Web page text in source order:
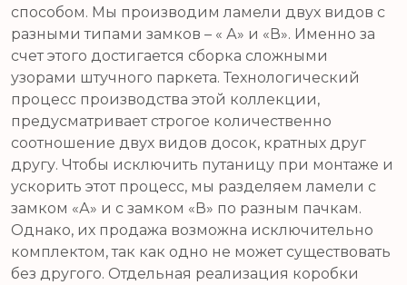
способом. Мы производим ламели двух видов с
разными типами замков – « А» и «В». Именно за
счет этого достигается сборка сложными
узорами штучного паркета. Технологический
процесс производства этой коллекции,
предусматривает строгое количественно
соотношение двух видов досок, кратных друг
другу. Чтобы исключить путаницу при монтаже и
ускорить этот процесс, мы разделяем ламели с
замком «А» и с замком «В» по разным пачкам.
Однако, их продажа возможна исключительно
комплектом, так как одно не может существовать
без другого. Отдельная реализация коробки